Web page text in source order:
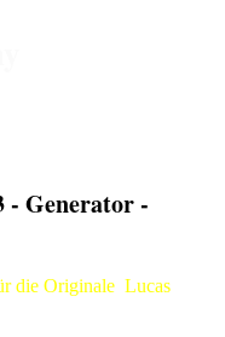
-
die Originale Lucas